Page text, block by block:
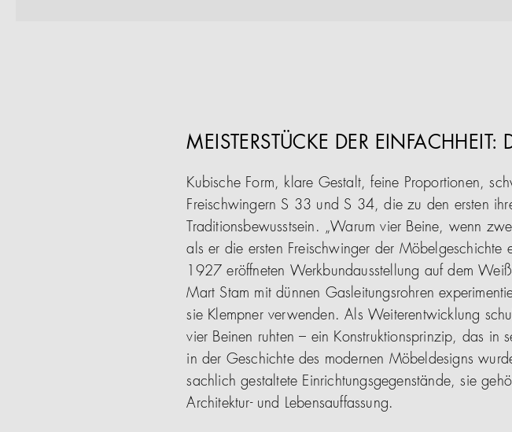
MEISTERSTÜCKE DER
Kubische Form, klare Gestalt, feine Proportionen,
Freischwingern S 33 und S 34, die zu den ersten
Traditionsbewusstsein. „Warum vier Beine, wenn
als er die ersten Freischwinger der
1927 eröffneten Werkbundausstellung auf dem
Mart Stam mit dünnen Gasleitungsrohren
sie Klempner verwenden. Als Weiterentwicklung
vier Beinen ruhten – ein Konstruktionsprinzip, das in
in der Geschichte des modernen Möbeldesigns
sachlich gestaltete Einrichtungsgegenstände, sie
Architektur- und Lebensauffassung.